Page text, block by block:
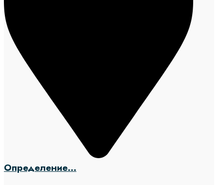
Определение...